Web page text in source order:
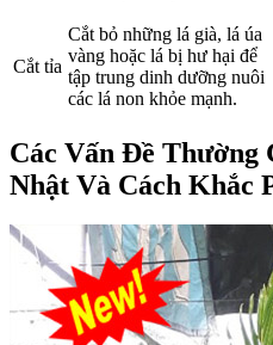
Cắt tỉa
Cắt bỏ những lá già, lá úa
vàng hoặc lá bị hư hại để
tập trung dinh dưỡng nuôi
các lá non khỏe mạnh.
Các Vấn Đề Thường
Nhật Và Cách Khắc